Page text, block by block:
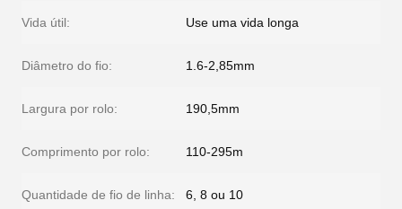
Vida útil: Use uma vida longa
Diâmetro do fio: 1.6-2,85mm
Largura por rolo: 190,5mm
Comprimento por rolo: 110-295m
Quantidade de fio de linha: 6, 8 ou 10